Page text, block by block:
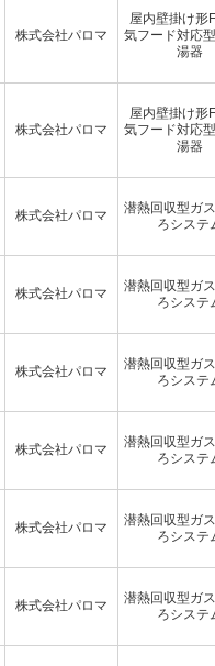
株式会社パロマ
屋内壁掛け形
気フード対応
湯器
株式会社パロマ
屋内壁掛け形
気フード対応
湯器
株式会社パロマ
潜熱回収型ガ
ろシステ
株式会社パロマ
潜熱回収型ガ
ろシステ
株式会社パロマ
潜熱回収型ガ
ろシステ
株式会社パロマ
潜熱回収型ガ
ろシステ
株式会社パロマ
潜熱回収型ガ
ろシステ
株式会社パロマ
潜熱回収型ガ
ろシステ